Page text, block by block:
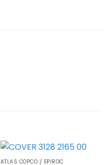
ATLAS COPCO / EPIROC